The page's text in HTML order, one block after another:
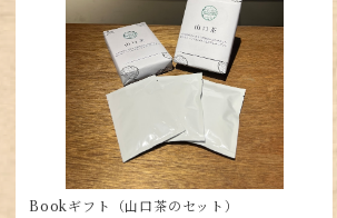
Bookギフト（山口茶のセット）